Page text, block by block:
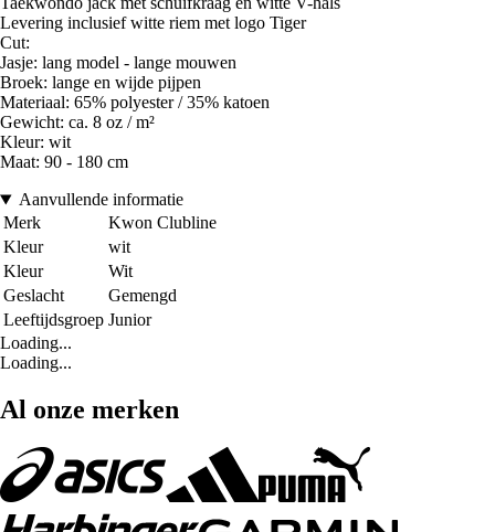
Levering inclusief witte riem met logo Tiger
Cut:
Jasje: lang model - lange mouwen
Broek: lange en wijde pijpen
Materiaal: 65% polyester / 35% katoen
Gewicht: ca. 8 oz / m²
Kleur: wit
Maat: 90 - 180 cm
Aanvullende informatie
Merk
Kwon Clubline
Kleur
wit
Kleur
Wit
Geslacht
Gemengd
Leeftijdsgroep Junior
Loading...
Loading...
Al onze merken